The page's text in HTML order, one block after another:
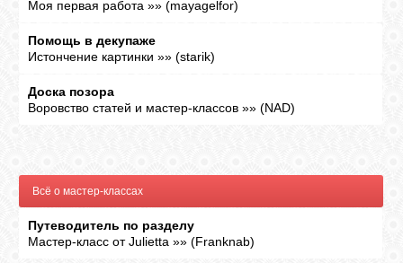
УЧЕНИКОВ
МАГАЗИН
Моя первая работа »» (mayagelfor)
Помощь в декупаже
Истончение картинки »» (starik)
Доска позора
Воровство статей и мастер-классов »» (NAD)
Всё о мастер-классах
Путеводитель по разделу
Мастер-класс от Julietta »» (Franknab)